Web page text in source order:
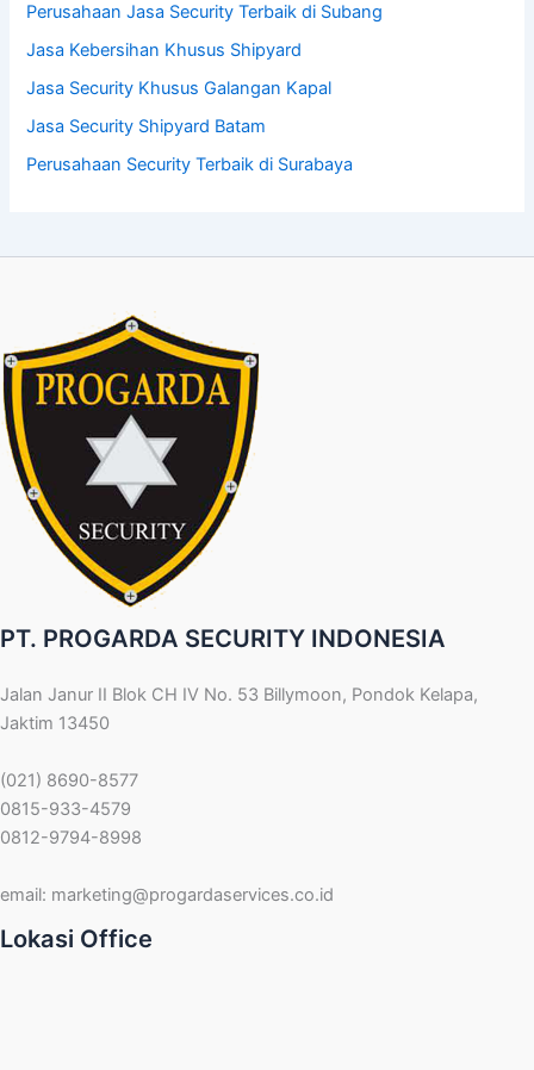
Perusahaan Jasa Security Terbaik di Subang
Jasa Kebersihan Khusus Shipyard
Jasa Security Khusus Galangan Kapal
Jasa Security Shipyard Batam
Perusahaan Security Terbaik di Surabaya
PT. PROGARDA SECURITY INDONESIA
Jalan Janur II Blok CH IV No. 53 Billymoon, Pondok Kelapa,
Jaktim 13450
(021) 8690-8577
0815-933-4579
0812-9794-8998
email: marketing@progardaservices.co.id
Lokasi Office